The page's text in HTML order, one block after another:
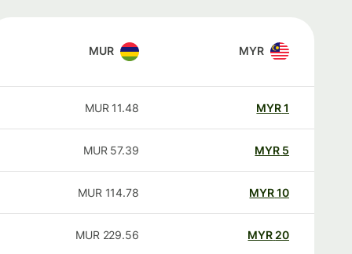
MYR
MUR
MYR
11.48
MUR
MYR
57.39
MUR
MYR
114.78
MUR
20
MYR
229.56
MUR